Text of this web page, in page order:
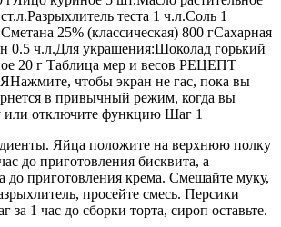
теста 1 ч.л.Соль 1
25% (классическая) 800 гСахарная
0.5 ч.л.Для украшения:Шоколад горький
20 г Таблица мер и весов РЕЦЕПТ
чтобы экран не гас, пока вы
в привычный режим, когда вы
или отключите функцию Шаг 1
Яйца положите на верхнюю полку
до приготовления бисквита, а
до приготовления крема. Смешайте муку,
просейте смесь. Персики
за 1 час до сборки торта, сироп оставьте.